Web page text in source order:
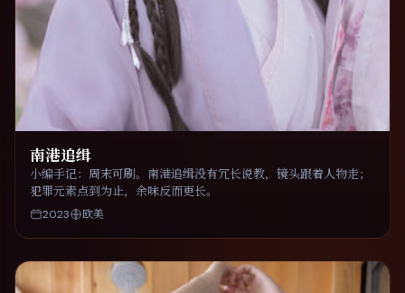
南港追缉
小编手记：周末可刷。南港追缉没有冗长说教，镜头跟着人物走；
犯罪元素点到为止，余味反而更长。
2023 欧美